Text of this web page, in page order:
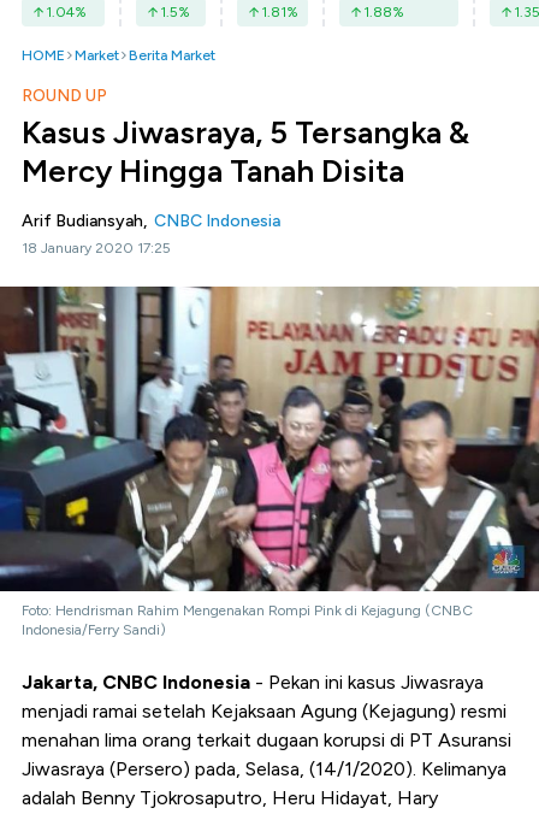
1.04% 1.5% 1.81% 1.88% 1.35
HOME Market Berita Market
ROUND UP
Kasus Jiwasraya, 5 Tersangka &
Mercy Hingga Tanah Disita
Arif Budiansyah, CNBC Indonesia
18 January 2020 17:25
Foto: Hendrisman Rahim Mengenakan Rompi Pink di Kejagung (CNBC
Indonesia/Ferry Sandi)
Jakarta, CNBC Indonesia - Pekan ini kasus Jiwasraya
menjadi ramai setelah Kejaksaan Agung (Kejagung) resmi
menahan lima orang terkait dugaan korupsi di PT Asuransi
Jiwasraya (Persero) pada, Selasa, (14/1/2020). Kelimanya
adalah Benny Tjokrosaputro, Heru Hidayat, Hary